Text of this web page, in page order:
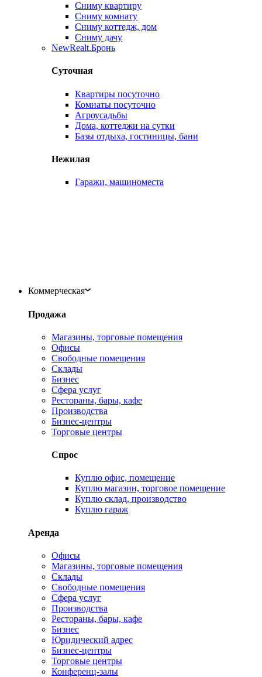
Сниму квартиру
Сниму комнату
Сниму коттедж, дом
Сниму дачу
NewRealt.Бронь
Суточная
Квартиры посуточно
Комнаты посуточно
Агроусадьбы
Дома, коттеджи на сутки
Базы отдыха, гостиницы, бани
Нежилая
Гаражи, машиноместа
Коммерческая
Продажа
Магазины, торговые помещения
Офисы
Свободные помещения
Склады
Бизнес
Сфера услуг
Рестораны, бары, кафе
Производства
Бизнес-центры
Торговые центры
Спрос
Куплю офис, помещение
Куплю магазин, торговое помещение
Куплю склад, производство
Куплю гараж
Аренда
Офисы
Магазины, торговые помещения
Склады
Свободные помещения
Сфера услуг
Производства
Рестораны, бары, кафе
Бизнес
Юридический адрес
Бизнес-центры
Торговые центры
Конференц-залы